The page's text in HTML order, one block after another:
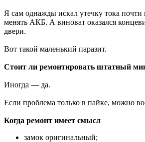
Я сам однажды искал утечку тока
менять АКБ. А виноват оказался
двери.
Вот такой маленький паразит.
Стоит ли ремонтировать штатный
Иногда — да.
Если проблема только в пайке, можно
Когда ремонт имеет смысл
замок оригинальный;